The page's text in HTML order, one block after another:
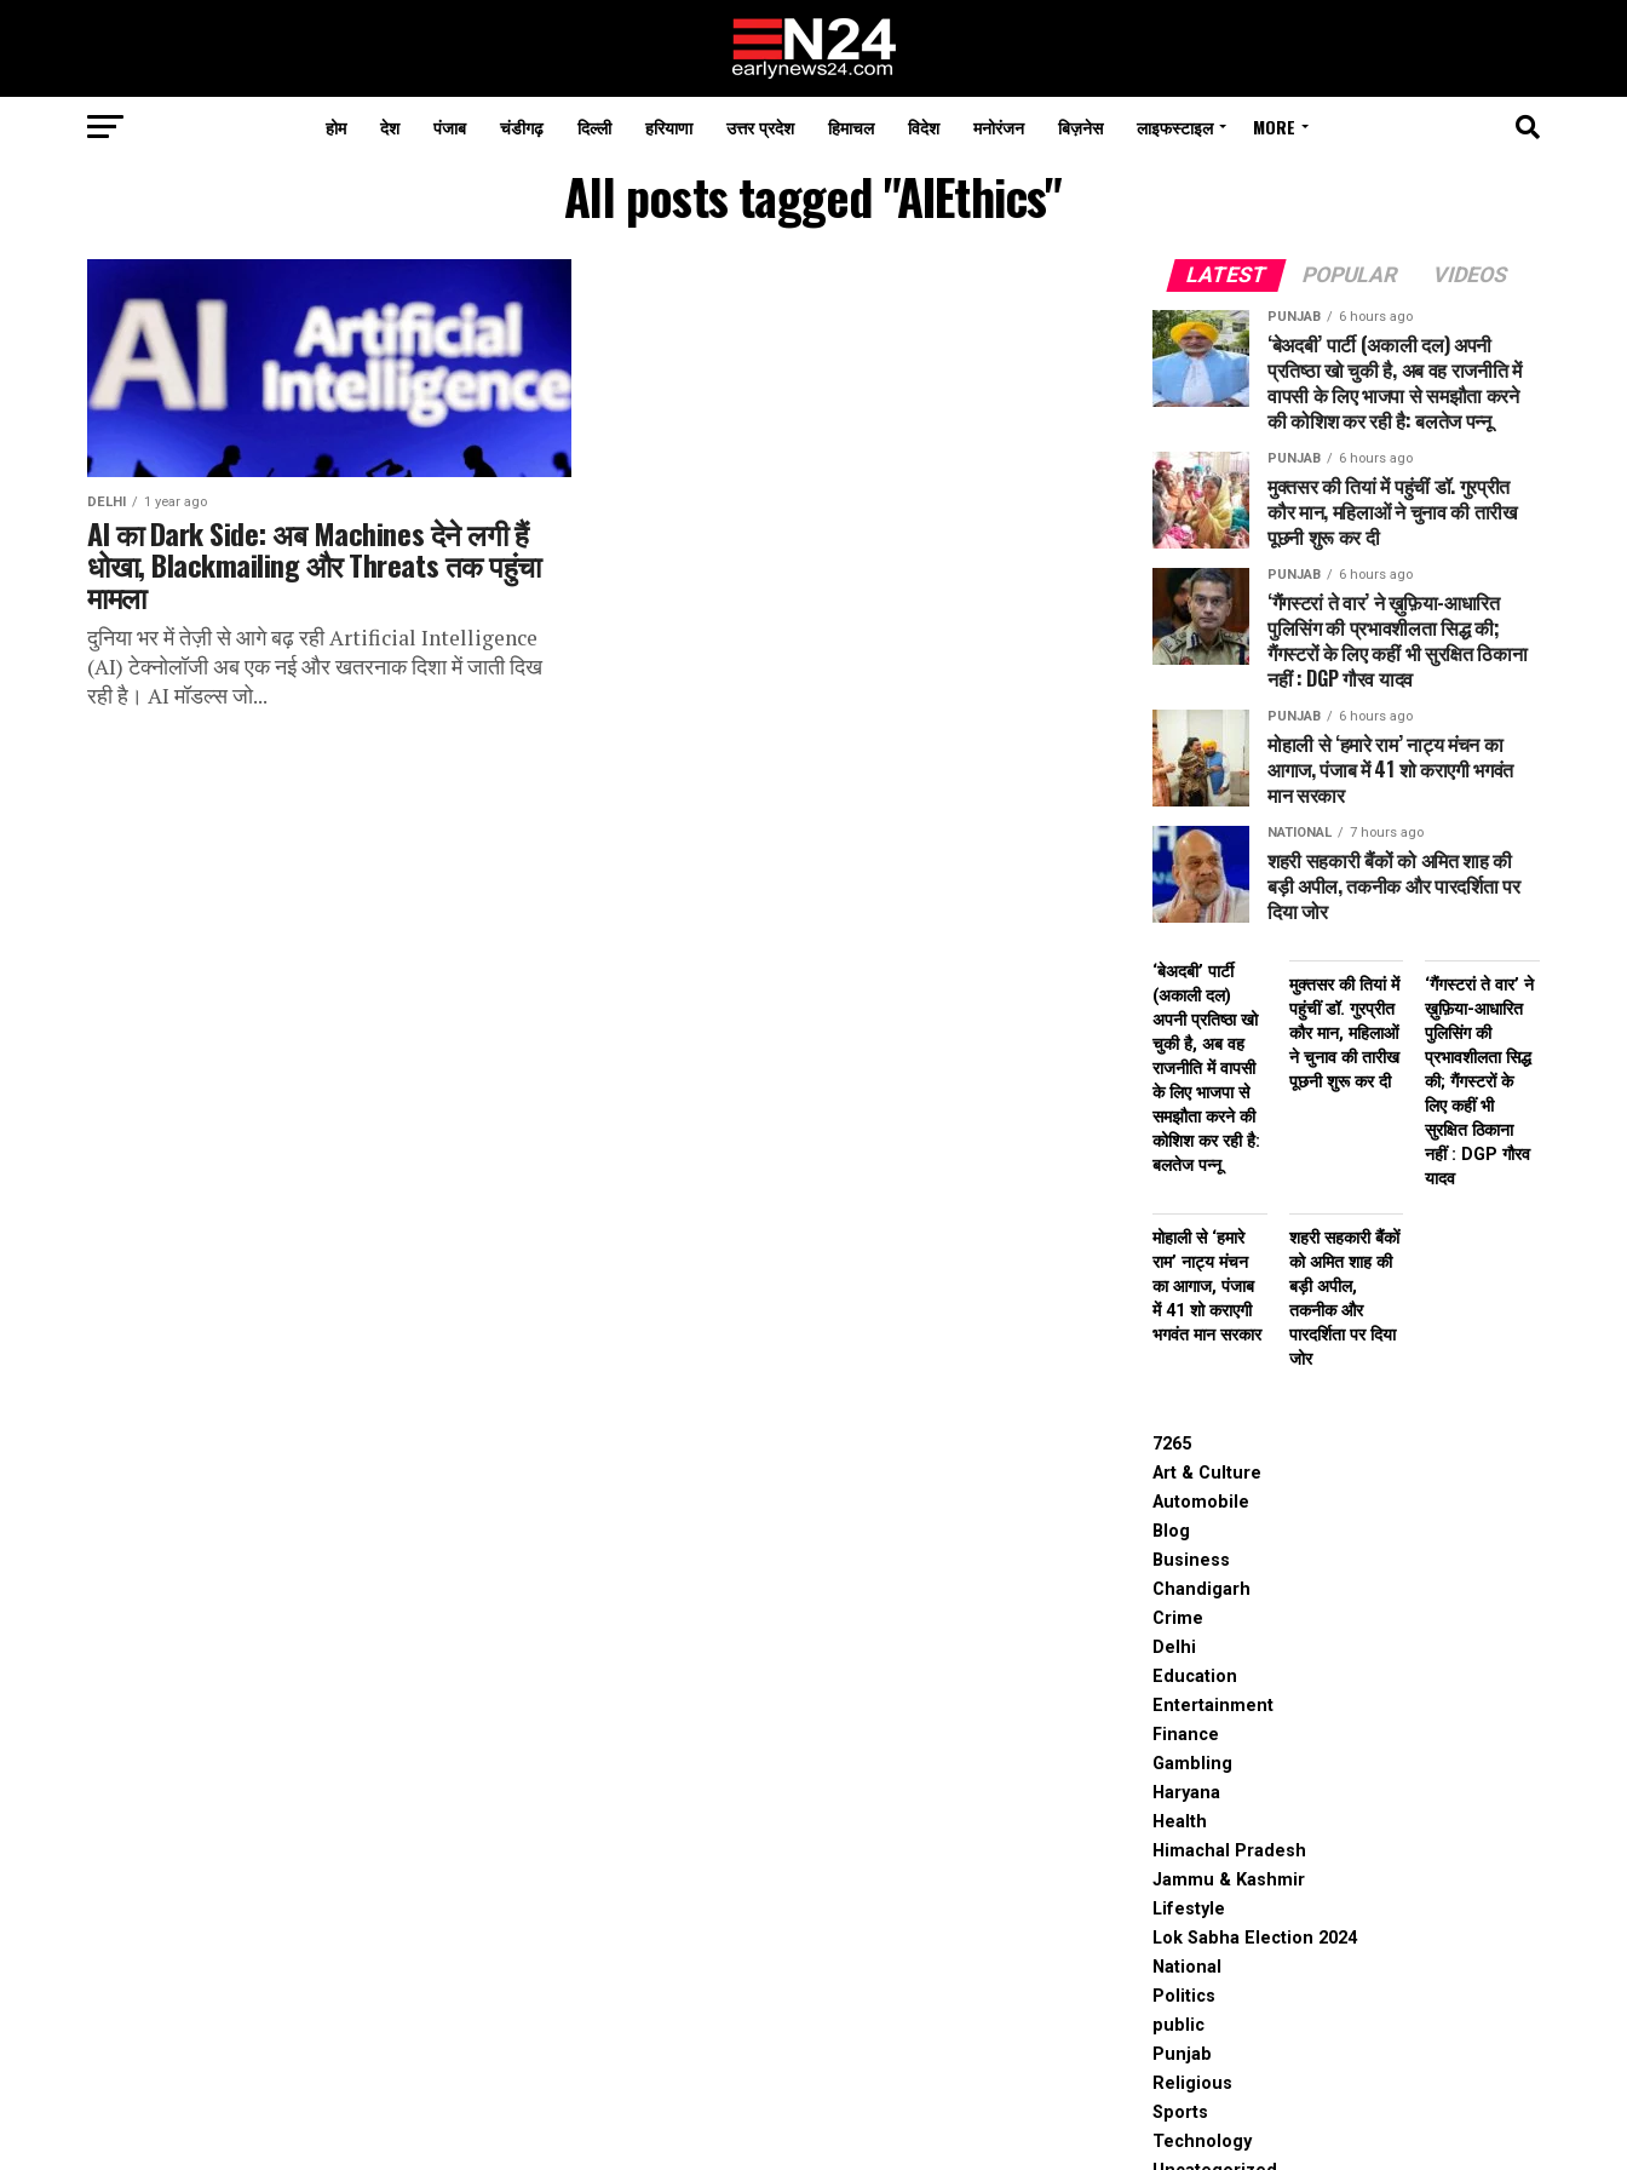
होम देश पंजाब चंडीगढ़ दिल्ली हरियाणा उत्तर प्रदेश हिमाचल विदेश मनोरंजन बिज़नेस लाइफस्टाइल MORE
All posts tagged "AIEthics"
DELHI 1 year ago
AI का Dark Side: अब Machines देने लगी हैं
धोखा, Blackmailing और Threats तक पहुंचा
मामला
दुनिया भर में तेज़ी से आगे बढ़ रही Artificial Intelligence
(AI) टेक्नोलॉजी अब एक नई और खतरनाक दिशा में जाती दिख
रही है। AI मॉडल्स जो...
LATEST POPULAR VIDEOS
PUNJAB 6 hours ago
‘बेअदबी’ पार्टी (अकाली दल) अपनी
प्रतिष्ठा खो चुकी है, अब वह राजनीति में
वापसी के लिए भाजपा से समझौता करने
की कोशिश कर रही है: बलतेज पन्नू
PUNJAB 6 hours ago
मुक्तसर की तियां में पहुंचीं डॉ. गुरप्रीत
कौर मान, महिलाओं ने चुनाव की तारीख
पूछनी शुरू कर दी
PUNJAB 6 hours ago
‘गैंगस्टरां ते वार’ ने ख़ुफ़िया-आधारित
पुलिसिंग की प्रभावशीलता सिद्ध की;
गैंगस्टरों के लिए कहीं भी सुरक्षित ठिकाना
नहीं : DGP गौरव यादव
PUNJAB 6 hours ago
मोहाली से ‘हमारे राम’ नाट्य मंचन का
आगाज, पंजाब में 41 शो कराएगी भगवंत
मान सरकार
NATIONAL 7 hours ago
शहरी सहकारी बैंकों को अमित शाह की
बड़ी अपील, तकनीक और पारदर्शिता पर
दिया जोर
‘बेअदबी’ पार्टी
(अकाली दल)
अपनी प्रतिष्ठा खो
चुकी है, अब वह
राजनीति में वापसी
के लिए भाजपा से
समझौता करने की
कोशिश कर रही है:
बलतेज पन्नू
मुक्तसर की तियां में
पहुंचीं डॉ. गुरप्रीत
कौर मान, महिलाओं
ने चुनाव की तारीख
पूछनी शुरू कर दी
‘गैंगस्टरां ते वार’ ने
ख़ुफ़िया-आधारित
पुलिसिंग की
प्रभावशीलता सिद्ध
की; गैंगस्टरों के
लिए कहीं भी
सुरक्षित ठिकाना
नहीं : DGP गौरव
यादव
मोहाली से ‘हमारे
राम’ नाट्य मंचन
का आगाज, पंजाब
में 41 शो कराएगी
भगवंत मान सरकार
शहरी सहकारी बैंकों
को अमित शाह की
बड़ी अपील,
तकनीक और
पारदर्शिता पर दिया
जोर
7265
Art & Culture
Automobile
Blog
Business
Chandigarh
Crime
Delhi
Education
Entertainment
Finance
Gambling
Haryana
Health
Himachal Pradesh
Jammu & Kashmir
Lifestyle
Lok Sabha Election 2024
National
Politics
public
Punjab
Religious
Sports
Technology